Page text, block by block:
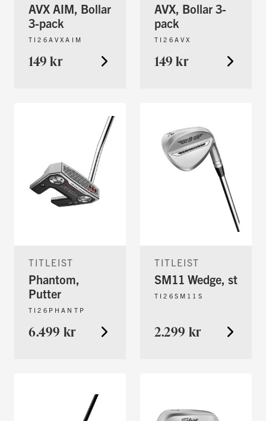
AVX AIM, Bollar
3-pack
TI26AVXAIM
149 kr
AVX, Bollar 3-
pack
TI26AVX
149 kr
TITLEIST
Phantom,
Putter
TI26PHANTP
6.499 kr
TITLEIST
SM11 Wedge, st
TI26SM11S
2.299 kr